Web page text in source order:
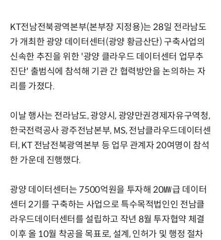
KT전남전북광역본부(본부장 지정용)는 28일 전라남도
가 개최한 광양 데이터센터(광양 황금산단) 구축사업의
신속한 추진을 위한 '광양 클라우드 데이터센터 업무추
진단' 출범식에 참석해 기관 간 협력방안을 논의하는 자
리를 가졌다.
이날 행사는 전라남도, 광양시, 광양만권경제자유구역청,
한국전력공사 광주전남본부, MS, 전남클라우드데이터센
터, KT 전남전북광역본부 등 업무 관계자 20여명이 참석
한 가운데 진행했다.
광양 데이터센터는 7500억원을 투자해 20㎿급 데이터
센터 2기를 구축하는 사업으로 특수목적법인인 전남클
라우드데이터센터를 설립하고 작년 8월 투자협약 체결
이후 올 10월 착공을 목표로, 설계, 인허가 및 행정 절차